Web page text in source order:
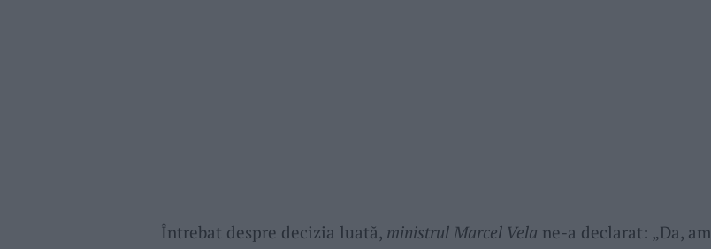
Întrebat despre decizia luată, ministrul Marcel Vela ne-a declarat: „Da, am